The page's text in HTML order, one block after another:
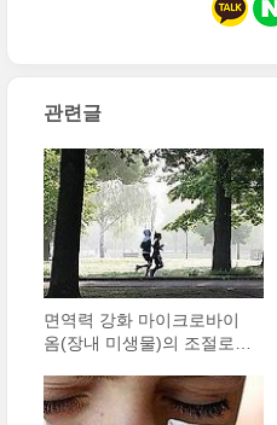
관련글
면역력 강화 마이크로바이
옴(장내 미생물)의 조절로